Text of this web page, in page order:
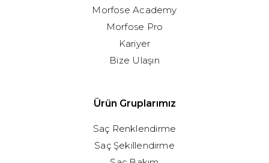
Morfose Academy
Morfose Pro
Kariyer
Bize Ulaşın
Ürün Gruplarımız
Saç Renklendirme
Saç Şekillendirme